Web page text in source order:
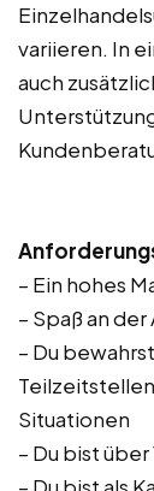
variieren. In
auch
– Ein hohes
– Spaß an
– Du
Situationen
– Du bist über